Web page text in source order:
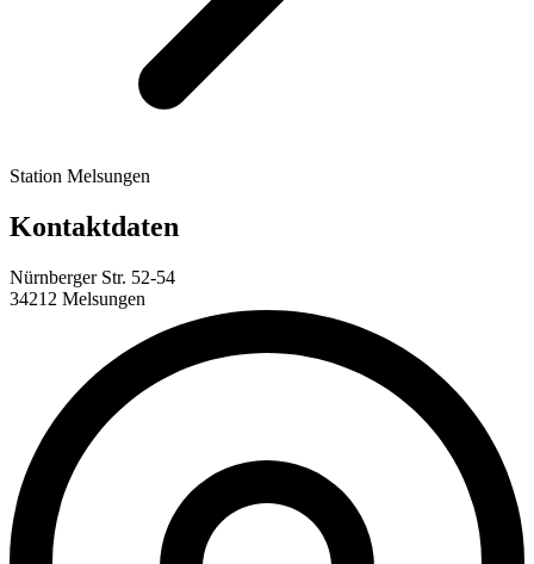
Station Melsungen
Kontaktdaten
Nürnberger Str. 52-54
34212 Melsungen